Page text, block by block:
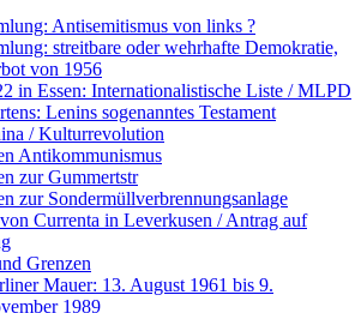
Antisemitismus von links ?
streitbare oder wehrhafte Demokratie,
von 1956
in Essen: Internationalistische Liste / MLPD
Lenins sogenanntes Testament
/ Kulturrevolution
Antikommunismus
zur Gummertstr
zur Sondermüllverbrennungsanlage
Currenta in Leverkusen / Antrag auf
Grenzen
Mauer: 13. August 1961 bis 9.
1989